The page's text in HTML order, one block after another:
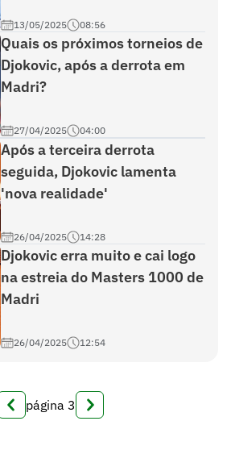
13/05/2025 08:56
Quais os próximos torneios de
Djokovic, após a derrota em
Madri?
27/04/2025 04:00
Após a terceira derrota
seguida, Djokovic lamenta
'nova realidade'
26/04/2025 14:28
Djokovic erra muito e cai logo
na estreia do Masters 1000 de
Madri
26/04/2025 12:54
página 3